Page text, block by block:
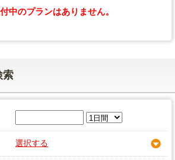
中のプランはありません。
索
選択する